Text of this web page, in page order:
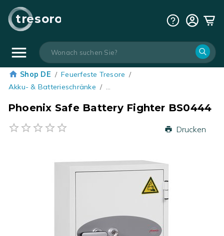
tresoro
Shop DE / Feuerfeste Tresore /
Akku- & Batterieschränke / …
Phoenix Safe Battery Fighter BS0444
Drucken